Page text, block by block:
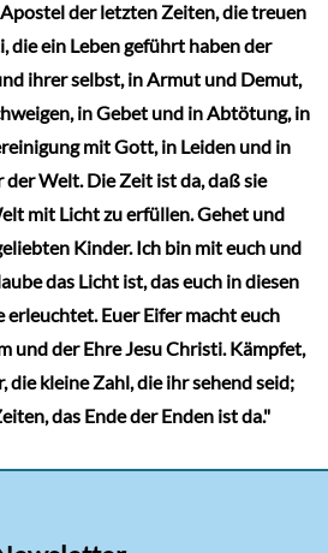
der letzten Zeiten, die treuen
die ein Leben geführt haben der
ihrer selbst, in Armut und Demut,
in Gebet und in Abtötung, in
mit Gott, in Leiden und in
Welt. Die Zeit ist da, daß sie
mit Licht zu erfüllen. Gehet und
Kinder. Ich bin mit euch und
das Licht ist, das euch in diesen
erleuchtet. Euer Eifer macht euch
und der Ehre Jesu Christi. Kämpfet,
die kleine Zahl, die ihr sehend seid;
das Ende der Enden ist da."